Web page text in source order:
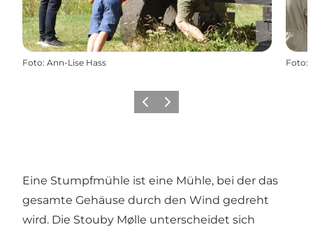
Foto: Ann-Lise Hass Foto:
ZurückWeiter
Eine Stumpfmühle ist eine Mühle, bei der das
gesamte Gehäuse durch den Wind gedreht
wird. Die Stouby Mølle unterscheidet sich